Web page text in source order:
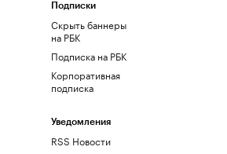
Подписки
Скрыть баннеры
на РБК
Подписка на РБК
Корпоративная
подписка
Уведомления
RSS Новости